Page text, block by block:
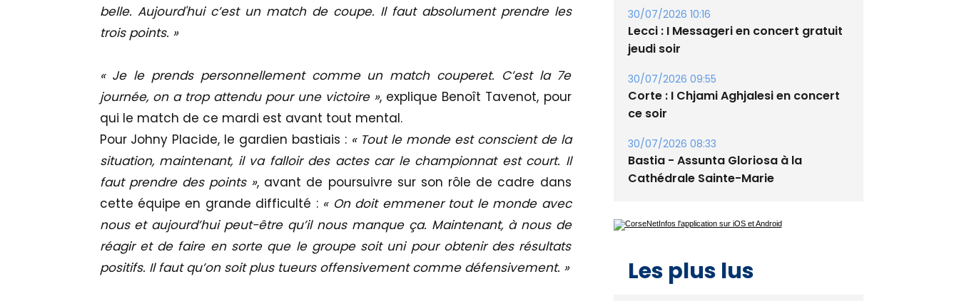
belle. Aujourd'hui c’est un match de coupe. Il faut absolument prendre les
trois points. »
« Je le prends personnellement comme un match couperet. C’est la 7e
journée, on a trop attendu pour une victoire », explique Benoît Tavenot, pour
qui le match de ce mardi est avant tout mental.
Pour Johny Placide, le gardien bastiais : « Tout le monde est conscient de la
situation, maintenant, il va falloir des actes car le championnat est court. Il
faut prendre des points », avant de poursuivre sur son rôle de cadre dans
cette équipe en grande difficulté : « On doit emmener tout le monde avec
nous et aujourd’hui peut-être qu’il nous manque ça. Maintenant, à nous de
réagir et de faire en sorte que le groupe soit uni pour obtenir des résultats
positifs. Il faut qu’on soit plus tueurs offensivement comme défensivement. »
30/07/2026 10:16
Lecci : I Messageri en concert gratuit
jeudi soir
30/07/2026 09:55
Corte : I Chjami Aghjalesi en concert
ce soir
30/07/2026 08:33
Bastia - Assunta Gloriosa à la
Cathédrale Sainte-Marie
Les plus lus